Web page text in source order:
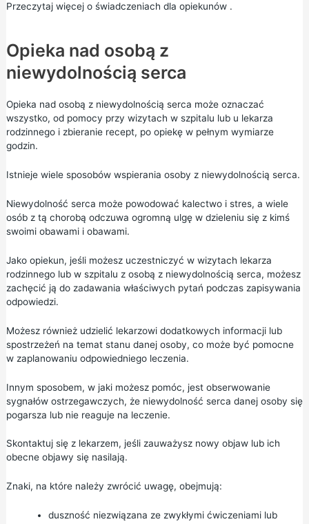
Przeczytaj więcej o świadczeniach dla opiekunów.
Opieka nad osobą z
niewydolnością serca
Opieka nad osobą z niewydolnością serca może oznaczać
wszystko, od pomocy przy wizytach w szpitalu lub u lekarza
rodzinnego i zbieranie recept, po opiekę w pełnym wymiarze
godzin.
Istnieje wiele sposobów wspierania osoby z niewydolnością serca.
Niewydolność serca może powodować kalectwo i stres, a wiele
osób z tą chorobą odczuwa ogromną ulgę w dzieleniu się z kimś
swoimi obawami i obawami.
Jako opiekun, jeśli możesz uczestniczyć w wizytach lekarza
rodzinnego lub w szpitalu z osobą z niewydolnością serca, możesz
zachęcić ją do zadawania właściwych pytań podczas zapisywania
odpowiedzi.
Możesz również udzielić lekarzowi dodatkowych informacji lub
spostrzeżeń na temat stanu danej osoby, co może być pomocne
w zaplanowaniu odpowiedniego leczenia.
Innym sposobem, w jaki możesz pomóc, jest obserwowanie
sygnałów ostrzegawczych, że niewydolność serca danej osoby się
pogarsza lub nie reaguje na leczenie.
Skontaktuj się z lekarzem, jeśli zauważysz nowy objaw lub ich
obecne objawy się nasilają.
Znaki, na które należy zwrócić uwagę, obejmują:
duszność niezwiązana ze zwykłymi ćwiczeniami lub